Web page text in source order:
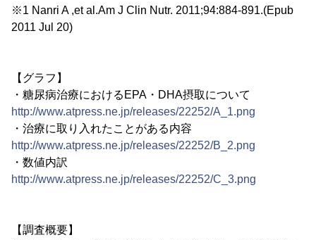
※1 Nanri A ,et al.Am J Clin Nutr. 2011;94:884-891.(Epub
2011 Jul 20)
【グラフ】
・糖尿病治療におけるEPA・DHA摂取について
http://www.atpress.ne.jp/releases/22252/A_1.png
・治療に取り入れたことがある内容
http://www.atpress.ne.jp/releases/22252/B_2.png
・数値内訳
http://www.atpress.ne.jp/releases/22252/C_3.png
【調査概要】